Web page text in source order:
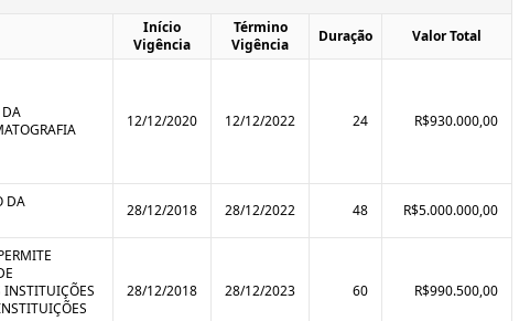
Início
Vigência
Término
Vigência
Duração Valor Total
DA
12/12/2020 12/12/2022 24 R$930.000,00
DA
28/12/2018 28/12/2022 48 R$5.000.000,00
INSTITUIÇÕES
28/12/2018 28/12/2023 60 R$990.500,00